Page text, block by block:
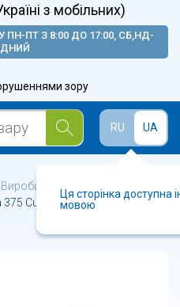
з мобільних)
ПН-ПТ З 8:00 ДО 17:00, СБ,НД-
зору
RU UA
Ця сторінка доступна
мовою
Вироби медичного
375 Cu Normal